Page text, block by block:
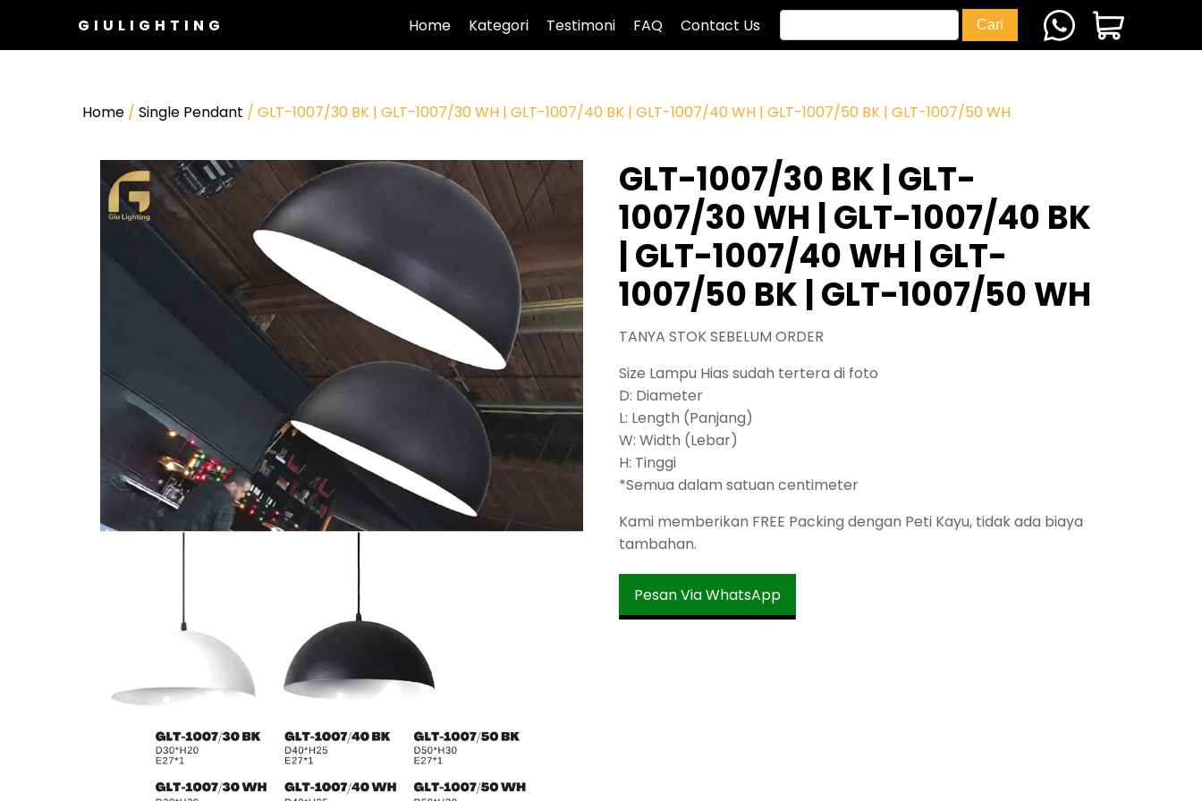
GIULIGHTING Home Kategori Testimoni FAQ Contact Us
Home / Single Pendant / GLT-1007/30 BK | GLT-1007/30 WH | GLT-1007/40 BK | GLT-1007/40 WH | GLT-1007/50 BK | GLT-1007/50 WH
GLT-1007/30 BK | GLT-
1007/30 WH | GLT-1007/40 BK
| GLT-1007/40 WH | GLT-
1007/50 BK | GLT-1007/50 WH
TANYA STOK SEBELUM ORDER
Size Lampu Hias sudah tertera di foto
D: Diameter
L: Length (Panjang)
W: Width (Lebar)
H: Tinggi
*Semua dalam satuan centimeter
Kami memberikan FREE Packing dengan Peti Kayu, tidak ada biaya
tambahan.
Pesan Via WhatsApp